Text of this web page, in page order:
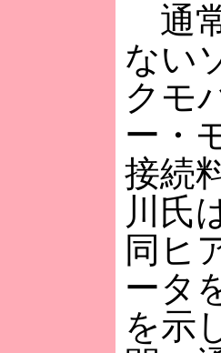
通
ない
クモ
ー・
接続
川氏
同ヒ
ータ
を示